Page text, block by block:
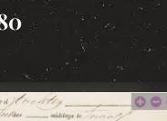
INFORMATIE
CONTACT